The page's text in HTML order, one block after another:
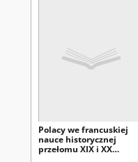
Polacy we francuskiej
nauce historycznej
przełomu XIX i XX